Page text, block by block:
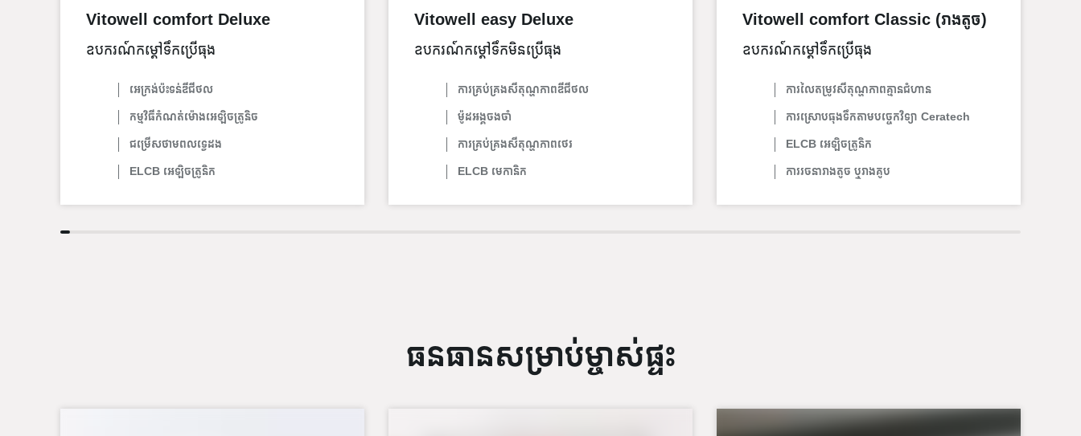
Vitowell comfort Deluxe
ឧបករណ៍កម្តៅទឹកប្រើធុង
អេក្រង់ប៉ះទន់ឌីជីថល
កម្មវិធីកំណត់ម៉ោងអេឡិចត្រូនិច
ជម្រើសថាមពលទ្វេដង
ELCB អេឡិចត្រូនិក
Vitowell easy Deluxe
ឧបករណ៍កម្តៅទឹកមិនប្រើធុង
ការគ្រប់គ្រងសីតុណ្ហភាពឌីជីថល
ម៉ូដអង្គចងចាំ
ការគ្រប់គ្រងសីតុណ្ហភាពថេរ
ELCB មេកានិក
Vitowell comfort Classic (រាងតូច)
ឧបករណ៍កម្តៅទឹកប្រើធុង
ការលៃតម្រូវសីតុណ្ហភាពគ្មានជំហាន
ការស្រោបធុងទឹកតាមបច្ចេកវិទ្យា Ceratech
ELCB អេឡិចត្រូនិក
ការរចនារាងតូច ឬរាងគូប
ធនធានសម្រាប់ម្ចាស់ផ្ទះ